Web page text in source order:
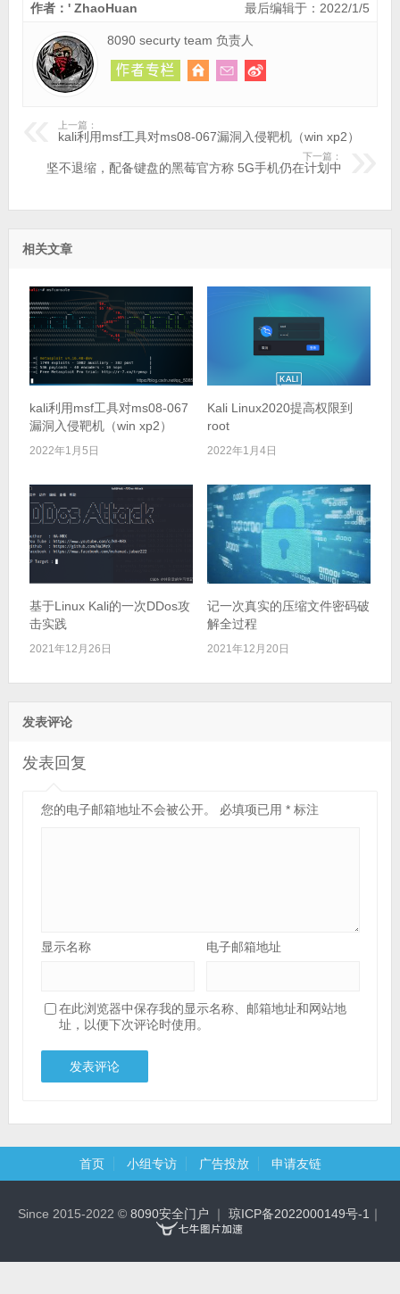
最后编辑于：2022/1/5
作者：' ZhaoHuan
8090 securty team 负责人
上一篇：
kali利用msf工具对ms08-067漏洞入侵靶机（win xp2）
下一篇：
坚不退缩，配备键盘的黑莓官方称 5G手机仍在计划中
相关文章
kali利用msf工具对ms08-067
漏洞入侵靶机（win xp2）
2022年1月5日
Kali Linux2020提高权限到
root
2022年1月4日
基于Linux Kali的一次DDos攻
击实践
2021年12月26日
记一次真实的压缩文件密码破
解全过程
2021年12月20日
发表评论
发表回复
您的电子邮箱地址不会被公开。 必填项已用 *标注
显示名称 电子邮箱地址
在此浏览器中保存我的显示名称、邮箱地址和网站地
址，以便下次评论时使用。
首页 小组专访 广告投放 申请友链
Since 2015-2022 © 8090安全门户 ｜ 琼ICP备2022000149号-1 ｜